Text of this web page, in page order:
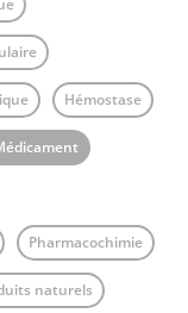
Hémostase
Pharmacochimie
naturels